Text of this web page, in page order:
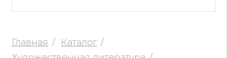
Главная
Каталог